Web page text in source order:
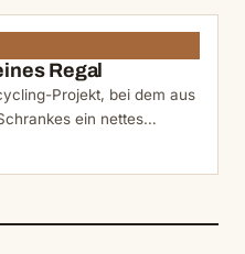
Regal
Projekt, bei dem aus
ein nettes…